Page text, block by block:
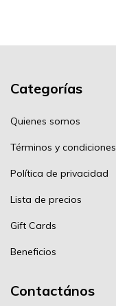
Categorías
Quienes somos
Términos y condiciones
Política de privacidad
Lista de precios
Gift Cards
Beneficios
Contactános